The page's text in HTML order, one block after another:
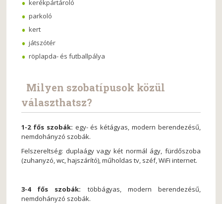
kerékpártároló
parkoló
kert
játszótér
röplapda- és futballpálya
Milyen szobatípusok közül
választhatsz?
1-2 fős szobák: egy- és kétágyas, modern berendezésű,
nemdohányzó szobák.
Felszereltség: duplaágy vagy két normál ágy, fürdőszoba
(zuhanyzó, wc, hajszárító), műholdas tv, széf, WiFi internet.
3-4 fős szobák: többágyas, modern berendezésű,
nemdohányzó szobák.